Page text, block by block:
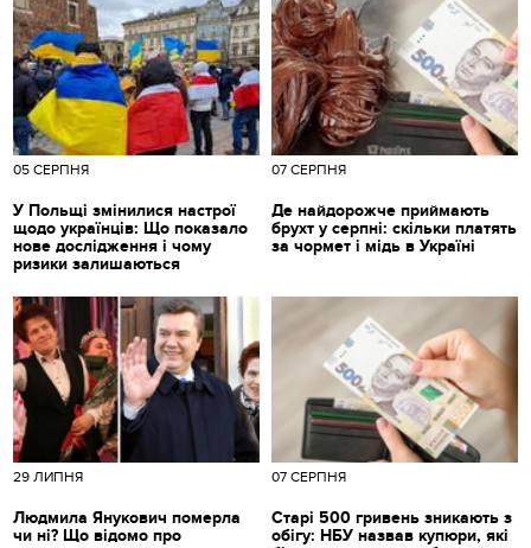
05 СЕРПНЯ
У Польщі змінилися настрої
щодо українців: Що показало
нове дослідження і чому
ризики залишаються
07 СЕРПНЯ
Де найдорожче приймають
брухт у серпні: скільки платять
за чормет і мідь в Україні
29 ЛИПНЯ
Людмила Янукович померла
чи ні? Що відомо про
07 СЕРПНЯ
Старі 500 гривень зникають з
обігу: НБУ назвав купюри, які